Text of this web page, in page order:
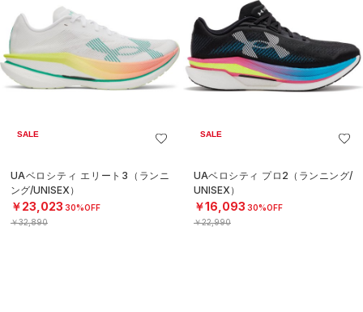
SALE
UAベロシティ エリート3（ランニ
ング/UNISEX）
￥23,023 30%OFF
￥32,890
SALE
UAベロシティ プロ2（ランニング/
UNISEX）
￥16,093 30%OFF
￥22,990